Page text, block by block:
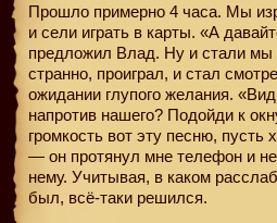
Прошло примерно 4 часа. Мы
и сели играть в карты. «А
предложил Влад. Ну и стали мы
странно, проиграл, и стал
ожидании глупого желания.
напротив нашего? Подойди к
громкость вот эту песню, пусть
— он протянул мне телефон и
нему. Учитывая, в каком
был, всё-таки решился.